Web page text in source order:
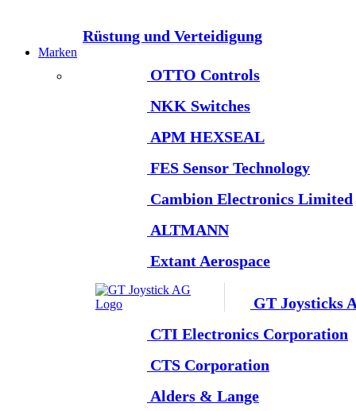
Rüstung und Verteidigung
Marken
OTTO Controls
NKK Switches
APM HEXSEAL
FES Sensor Technology
Cambion Electronics Limited
ALTMANN
Extant Aerospace
GT Joysticks
CTI Electronics Corporation
CTS Corporation
Alders & Lange